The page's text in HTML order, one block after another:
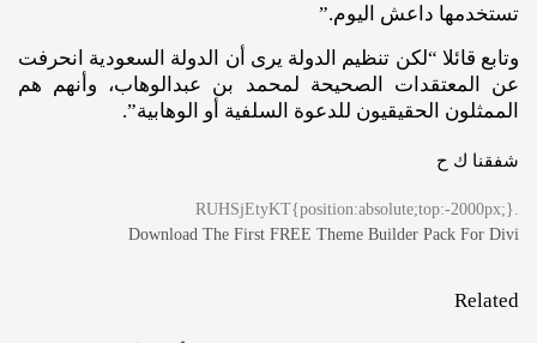
تستخدمها داعش اليوم.”
وتابع قائلا “لكن تنظيم الدولة يرى أن الدولة السعودية انحرفت
عن المعتقدات الصحيحة لمحمد بن عبدالوهاب، وأنهم هم
الممثلون الحقيقيون للدعوة السلفية أو الوهابية”.
شفقنا ك ح
Download The First FREE Theme Builder Pack For Divi
Related